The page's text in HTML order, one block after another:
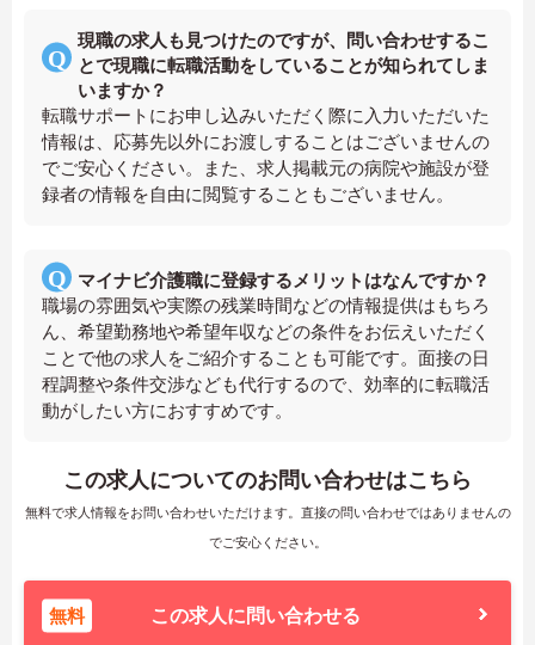
現職の求人も見つけたのですが、問い合わせするこ
とで現職に転職活動をしていることが知られてしま
いますか？
転職サポートにお申し込みいただく際に入力いただいた
情報は、応募先以外にお渡しすることはございませんの
でご安心ください。また、求人掲載元の病院や施設が登
録者の情報を自由に閲覧することもございません。
マイナビ介護職に登録するメリットはなんですか？
職場の雰囲気や実際の残業時間などの情報提供はもちろ
ん、希望勤務地や希望年収などの条件をお伝えいただく
ことで他の求人をご紹介することも可能です。面接の日
程調整や条件交渉なども代行するので、効率的に転職活
動がしたい方におすすめです。
この求人についてのお問い合わせはこちら
無料で求人情報をお問い合わせいただけます。直接の問い合わせではありませんの
でご安心ください。
無料 この求人に問い合わせる